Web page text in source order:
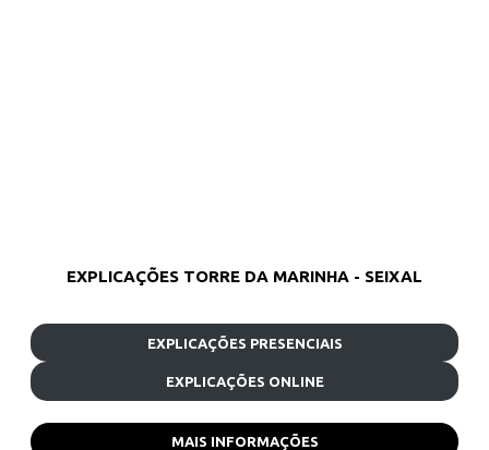
EXPLICAÇÕES TORRE DA MARINHA - SEIXAL
EXPLICAÇÕES PRESENCIAIS
EXPLICAÇÕES ONLINE
MAIS INFORMAÇÕES